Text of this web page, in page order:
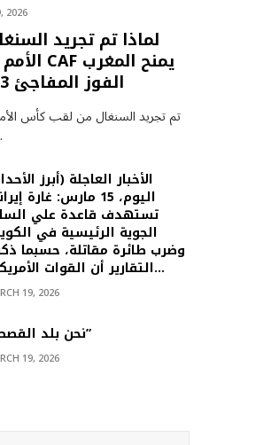
2026
لماذا تم تجريد
الفوز المفاجئ 3-0 – انظر السبب
قرر
اليوم، 15 مارس: غارة
تستهدف قاعدة علي
الجوية الرئيسية في
وضرب طائرة مقاتلة، حسبما
التقارير أن القوات الأمريكية…
19, 2026
“نحن بلد القصص”
19, 2026